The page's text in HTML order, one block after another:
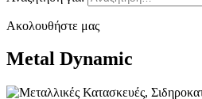
Ακολουθήστε μας
Metal Dynamic